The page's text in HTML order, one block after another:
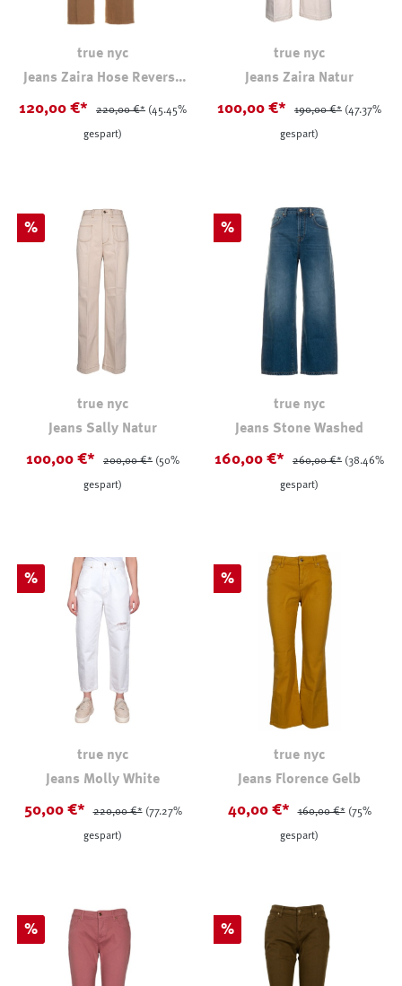
true nyc
Jeans Zaira Hose Reverse
120,00 €* 220,00 €* (45.45%
gespart)
true nyc
Jeans Zaira Natur
100,00 €* 190,00 €* (47.37%
gespart)
Rabatt
%
true nyc
Jeans Sally Natur
100,00 €* 200,00 €* (50%
gespart)
Rabatt
%
true nyc
Jeans Stone Washed
160,00 €* 260,00 €* (38.46%
gespart)
Rabatt
%
true nyc
Jeans Molly White
50,00 €* 220,00 €* (77.27%
gespart)
Rabatt
%
true nyc
Jeans Florence Gelb
40,00 €* 160,00 €* (75%
gespart)
Rabatt
% Rabatt
%